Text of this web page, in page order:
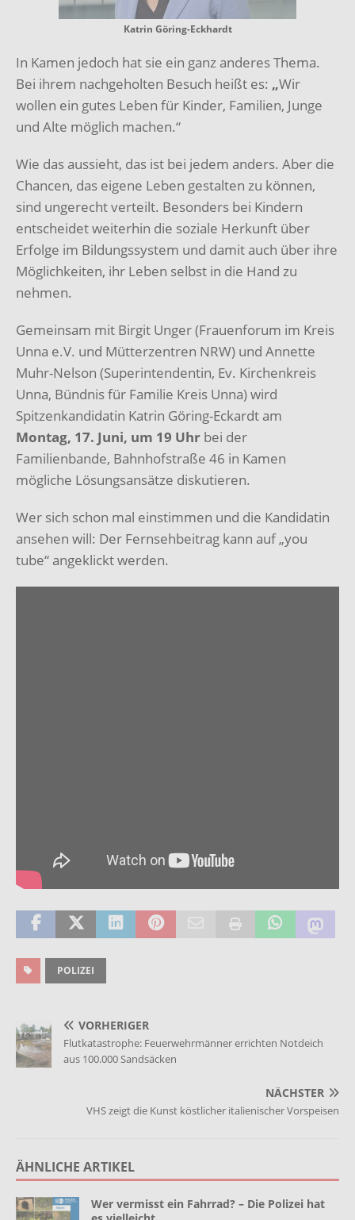
Katrin Göring-Eckhardt
In Kamen jedoch hat sie ein ganz anderes Thema.
Bei ihrem nachgeholten Besuch heißt es: „Wir
wollen ein gutes Leben für Kinder, Familien, Junge
und Alte möglich machen.“
Wie das aussieht, das ist bei jedem anders. Aber die
Chancen, das eigene Leben gestalten zu können,
sind ungerecht verteilt. Besonders bei Kindern
entscheidet weiterhin die soziale Herkunft über
Erfolge im Bildungssystem und damit auch über ihre
Möglichkeiten, ihr Leben selbst in die Hand zu
nehmen.
Gemeinsam mit Birgit Unger (Frauenforum im Kreis
Unna e.V. und Mütterzentren NRW) und Annette
Muhr-Nelson (Superintendentin, Ev. Kirchenkreis
Unna, Bündnis für Familie Kreis Unna) wird
Spitzenkandidatin Katrin Göring-Eckardt am
Montag, 17. Juni, um 19 Uhr bei der
Familienbande, Bahnhofstraße 46 in Kamen
mögliche Lösungsansätze diskutieren.
Wer sich schon mal einstimmen und die Kandidatin
ansehen will: Der Fernsehbeitrag kann auf „you
tube“ angeklickt werden.
POLIZEI
VORHERIGER
Flutkatastrophe: Feuerwehrmänner errichten Notdeich
aus 100.000 Sandsäcken
NÄCHSTER
VHS zeigt die Kunst köstlicher italienischer Vorspeisen
ÄHNLICHE ARTIKEL
Wer vermisst ein Fahrrad? – Die Polizei hat